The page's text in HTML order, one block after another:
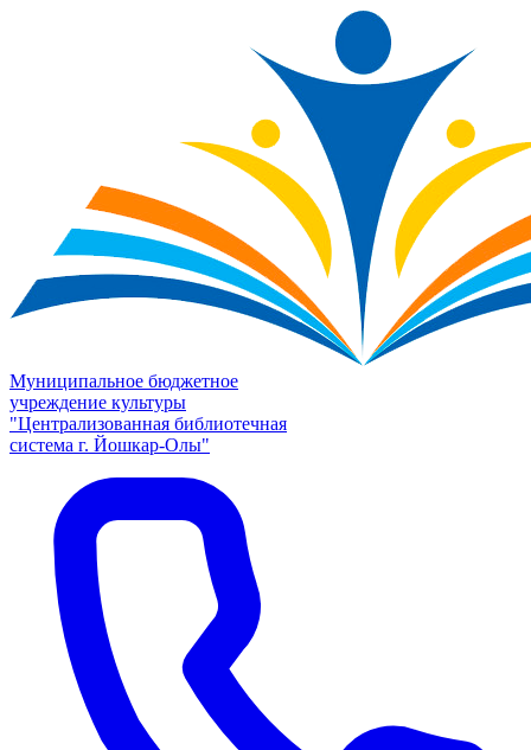
Муниципальное бюджетное
учреждение культуры
"Централизованная библиотечная
система г. Йошкар-Олы"